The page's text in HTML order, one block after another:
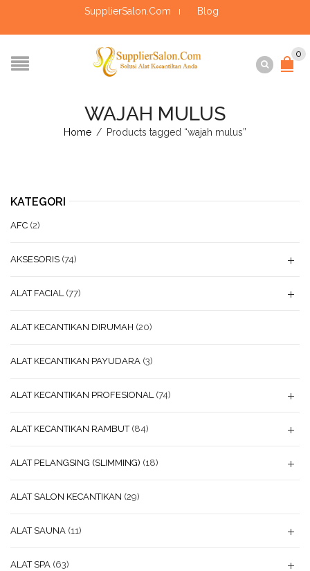
SupplierSalon.Com Blog
0
WAJAH MULUS
Home / Products tagged “wajah mulus”
KATEGORI
AFC (2)
AKSESORIS (74)
ALAT FACIAL (77)
ALAT KECANTIKAN DIRUMAH (20)
ALAT KECANTIKAN PAYUDARA (3)
ALAT KECANTIKAN PROFESIONAL (74)
ALAT KECANTIKAN RAMBUT (84)
ALAT PELANGSING (SLIMMING) (18)
ALAT SALON KECANTIKAN (29)
ALAT SAUNA (11)
ALAT SPA (63)